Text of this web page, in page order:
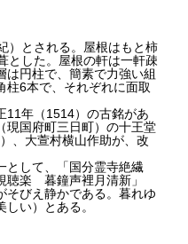
）とされる。屋根はもと柿
とした。屋根の軒は一軒疎
は円柱で、簡素で力強い組
柱6本で、それぞれに面取
11年（1514）の古銘があ
現国府町三日町）の十王堂
、大萱村横山作助が、改
として、「国分霊寺絶繊
楽 暮鐘声裡月清新」
そびえ静かである。暮れゆ
い）とある。